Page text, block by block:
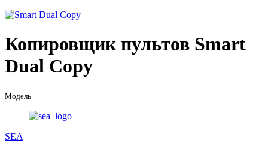
Копировщик пультов Smart
Dual Copy
Модель
SEA